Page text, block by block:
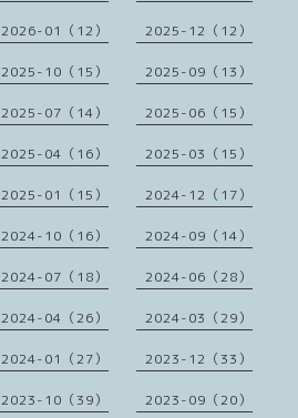
2026-01（12） 2025-12（12）
2025-10（15） 2025-09（13）
2025-07（14） 2025-06（15）
2025-04（16） 2025-03（15）
2025-01（15） 2024-12（17）
2024-10（16） 2024-09（14）
2024-07（18） 2024-06（28）
2024-04（26） 2024-03（29）
2024-01（27） 2023-12（33）
2023-10（39） 2023-09（20）